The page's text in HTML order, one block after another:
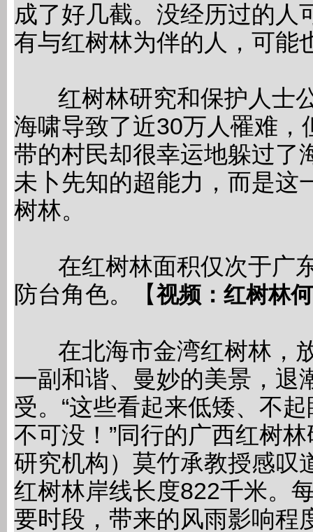
成了好几截。没经历过的人
有与红树林为伴的人，可能
红树林研究和保护人士
海啸导致了近30万人罹难
带的村民却很幸运地躲过了
未卜先知的超能力，而是这
树林。
在红树林面积仅次于广
防台角色。【视频：红树林
在北海市金湾红树林，
一副和谐、曼妙的美景，退
受。“这些看起来低矮、不
不可没！”同行的广西红树
研究机构）莫竹承教授感叹
红树林岸线长度822千米。
要时段，带来的风雨影响程